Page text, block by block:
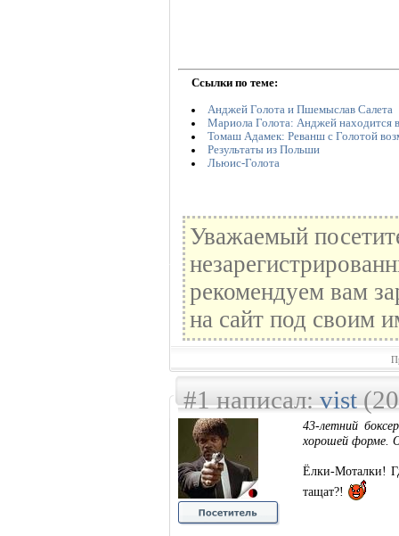
Ссылки по теме:
Анджей Голота и Пшемыслав Салета
Мариола Голота: Анджей находится
Томаш Адамек: Реванш с Голотой
Результаты из Польши
Льюис-Голота
Уважаемый
рекомендуем вам
на сайт под своим
#1 написал:vist(20
43-летний
хорошей форме.
Ёлки-Моталки!
тащат?!